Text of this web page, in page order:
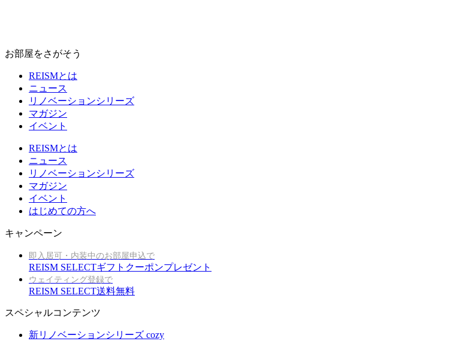
お部屋をさがそう
REISMとは
ニュース
リノベーションシリーズ
マガジン
イベント
REISMとは
ニュース
リノベーションシリーズ
マガジン
イベント
はじめての方へ
キャンペーン
即入居可・内装中のお部屋申込で
REISM SELECTギフトクーポンプレゼント
ウェイティング登録で
REISM SELECT送料無料
スペシャルコンテンツ
新リノベーションシリーズ cozy